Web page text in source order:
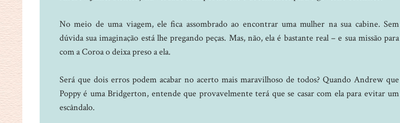
No meio de uma viagem, ele fica assombrado ao encontrar uma mulher na sua cabine. Sem
dúvida sua imaginação está lhe pregando peças. Mas, não, ela é bastante real – e sua missão para
com a Coroa o deixa preso a ela.
Será que dois erros podem acabar no acerto mais maravilhoso de todos? Quando Andrew que
Poppy é uma Bridgerton, entende que provavelmente terá que se casar com ela para evitar um
escândalo.